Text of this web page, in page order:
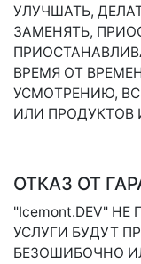
УЛУЧШАТЬ,
ЗАМЕНЯТЬ,
ВРЕМЯ ОТ
УСМОТРЕНИЮ,
ИЛИ ПРОДУКТОВ
ОТКАЗ ОТ
"Icemont.DEV"
УСЛУГИ БУДУТ
БЕЗОШИБОЧНО